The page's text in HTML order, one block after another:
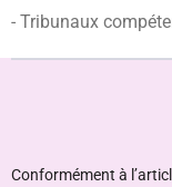
- Tribunaux
Conformément à